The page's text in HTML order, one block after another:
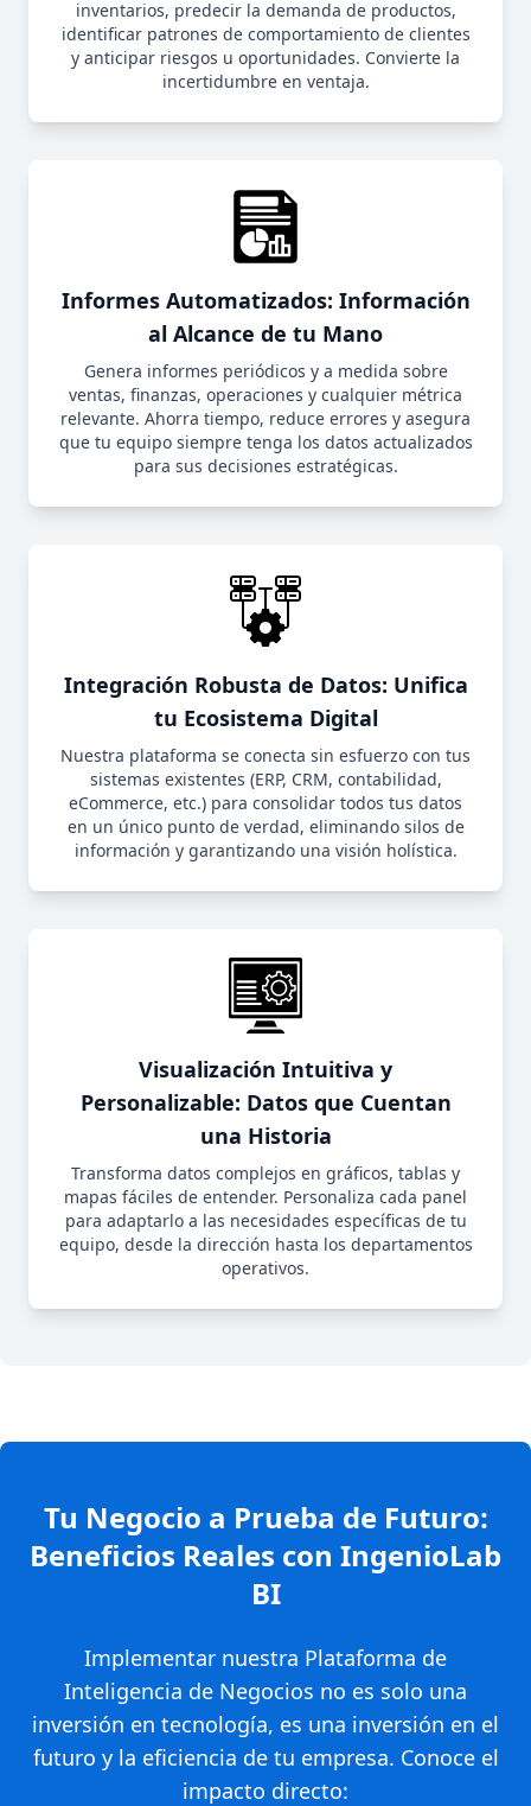
inventarios, predecir la demanda de productos,
identificar patrones de comportamiento de clientes
y anticipar riesgos u oportunidades. Convierte la
incertidumbre en ventaja.
Informes Automatizados: Información
al Alcance de tu Mano
Genera informes periódicos y a medida sobre
ventas, finanzas, operaciones y cualquier métrica
relevante. Ahorra tiempo, reduce errores y asegura
que tu equipo siempre tenga los datos actualizados
para sus decisiones estratégicas.
Integración Robusta de Datos: Unifica
tu Ecosistema Digital
Nuestra plataforma se conecta sin esfuerzo con tus
sistemas existentes (ERP, CRM, contabilidad,
eCommerce, etc.) para consolidar todos tus datos
en un único punto de verdad, eliminando silos de
información y garantizando una visión holística.
Visualización Intuitiva y
Personalizable: Datos que Cuentan
una Historia
Transforma datos complejos en gráficos, tablas y
mapas fáciles de entender. Personaliza cada panel
para adaptarlo a las necesidades específicas de tu
equipo, desde la dirección hasta los departamentos
operativos.
Tu Negocio a Prueba de Futuro:
Beneficios Reales con IngenioLab
BI
Implementar nuestra Plataforma de
Inteligencia de Negocios no es solo una
inversión en tecnología, es una inversión en el
futuro y la eficiencia de tu empresa. Conoce el
impacto directo: